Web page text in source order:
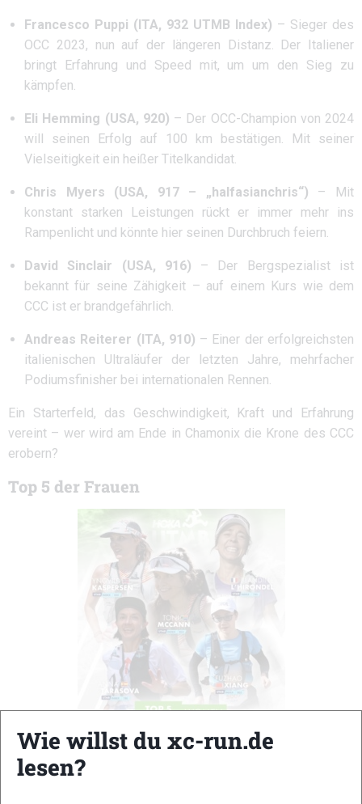
Francesco Puppi (ITA, 932 UTMB Index) – Sieger des
OCC 2023, nun auf der längeren Distanz. Der Italiener
bringt Erfahrung und Speed mit, um um den Sieg zu
kämpfen.
Eli Hemming (USA, 920) – Der OCC-Champion von 2024
will seinen Erfolg auf 100 km bestätigen. Mit seiner
Vielseitigkeit ein heißer Titelkandidat.
Chris Myers (USA, 917 – „halfasianchris“) – Mit
konstant starken Leistungen rückt er immer mehr ins
Rampenlicht und könnte hier seinen Durchbruch feiern.
David Sinclair (USA, 916) – Der Bergspezialist ist
bekannt für seine Zähigkeit – auf einem Kurs wie dem
CCC ist er brandgefährlich.
Andreas Reiterer (ITA, 910) – Einer der erfolgreichsten
italienischen Ultraläufer der letzten Jahre, mehrfacher
Podiumsfinisher bei internationalen Rennen.
Ein Starterfeld, das Geschwindigkeit, Kraft und Erfahrung
vereint – wer wird am Ende in Chamonix die Krone des CCC
erobern?
Top 5 der Frauen
Top 5 UTMB Mont-Blanc 2025 © UTMB
Wie willst du xc-run.de
lesen?